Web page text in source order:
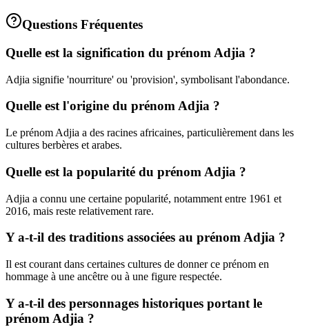
Questions Fréquentes
Quelle est la signification du prénom Adjia ?
Adjia signifie 'nourriture' ou 'provision', symbolisant l'abondance.
Quelle est l'origine du prénom Adjia ?
Le prénom Adjia a des racines africaines, particulièrement dans les
cultures berbères et arabes.
Quelle est la popularité du prénom Adjia ?
Adjia a connu une certaine popularité, notamment entre 1961 et
2016, mais reste relativement rare.
Y a-t-il des traditions associées au prénom Adjia ?
Il est courant dans certaines cultures de donner ce prénom en
hommage à une ancêtre ou à une figure respectée.
Y a-t-il des personnages historiques portant le
prénom Adjia ?